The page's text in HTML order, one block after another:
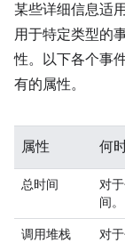
某些详细信息适
用于特定类型的
性。以下各个事
有的属性。
属性 何
总时间 对
间。
调用堆栈
对